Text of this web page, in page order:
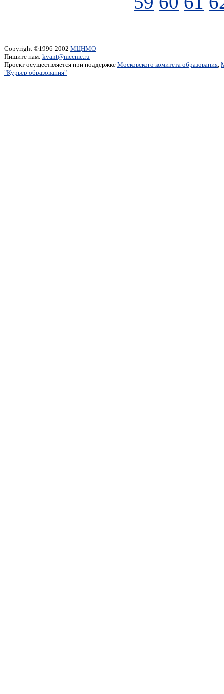
Copyright ©1996-2002 МЦНМО
Пишите нам: kvant@mccme.ru
Проект осуществляется при поддержке Московского комитета образования,
"Курьер образования"